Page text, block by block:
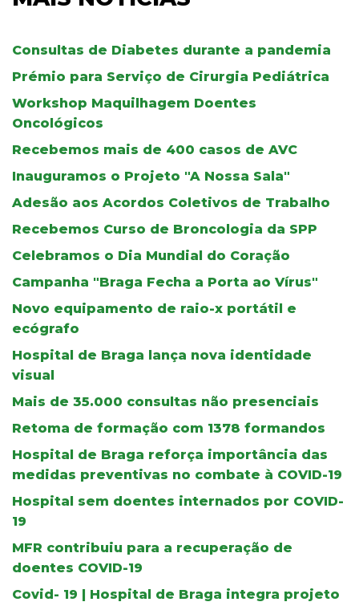
Consultas de Diabetes durante a pandemia
Prémio para Serviço de Cirurgia Pediátrica
Workshop Maquilhagem Doentes
Oncológicos
Recebemos mais de 400 casos de AVC
Inauguramos o Projeto "A Nossa Sala"
Adesão aos Acordos Coletivos de Trabalho
Recebemos Curso de Broncologia da SPP
Celebramos o Dia Mundial do Coração
Campanha "Braga Fecha a Porta ao Vírus"
Novo equipamento de raio-x portátil e
ecógrafo
Hospital de Braga lança nova identidade
visual
Mais de 35.000 consultas não presenciais
Retoma de formação com 1378 formandos
Hospital de Braga reforça importância das
medidas preventivas no combate à COVID-19
Hospital sem doentes internados por COVID-
19
MFR contribuiu para a recuperação de
doentes COVID-19
Covid- 19 | Hospital de Braga integra projeto